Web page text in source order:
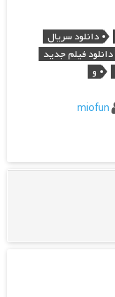
دانلود سریال
دانلود فیلم جدید
و
miofun